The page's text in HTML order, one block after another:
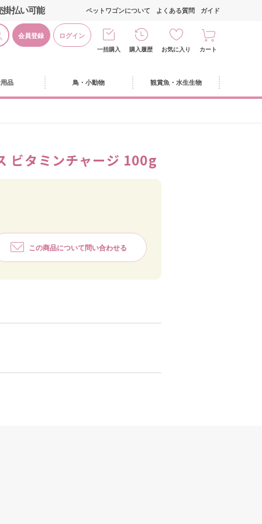
掛払い可能
会員登録 ログイン
ペットワゴンについて よくある質問 ガイド
一括購入 購入履歴 お気に入り カート
品 鳥・小動物 観賞魚・水生生物
ビタミンチャージ 100g
この商品について問い合わせる